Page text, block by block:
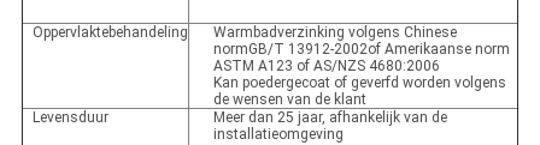
Oppervlaktebehandeling
Warmbadverzinking volgens Chinese
normGB/T 13912-2002of Amerikaanse norm
ASTM A123 of AS/NZS 4680:2006
Kan poedergecoat of geverfd worden volgens
de wensen van de klant
Levensduur
Meer dan 25 jaar, afhankelijk van de
installatieomgeving